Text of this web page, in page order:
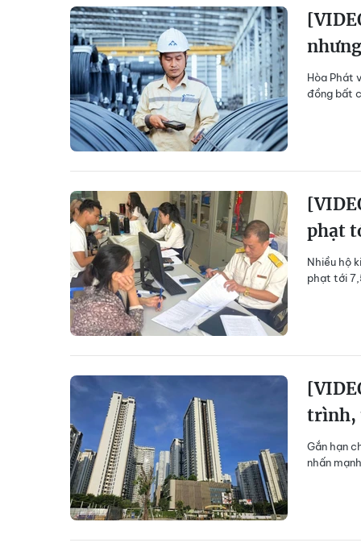
Hòa Phát
đồng bất
phạt
Nhiều hộ
phạt tới
trình,
Gắn hạn
nhấn